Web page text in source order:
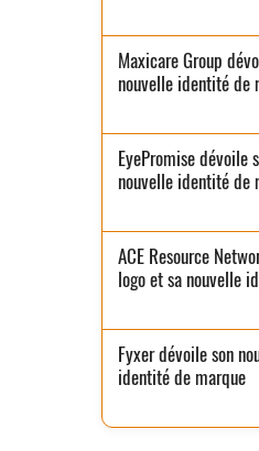
Maxicare Group
nouvelle identité de
EyePromise dévoile
nouvelle identité de
ACE Resource
logo et sa nouvelle
Fyxer dévoile son
identité de marque